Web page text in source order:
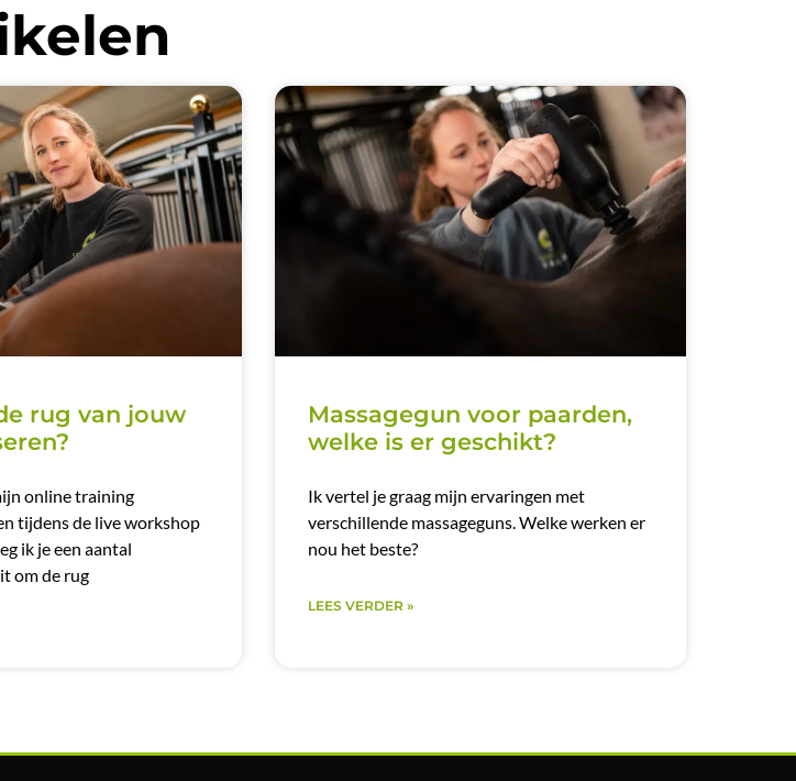
rug van jouw
online training
tijdens de live workshop
ik je een aantal
om de rug
Massagegun voor paarden,
welke is er geschikt?
Ik vertel je graag mijn ervaringen met
verschillende massageguns. Welke werken er
nou het beste?
LEES VERDER »